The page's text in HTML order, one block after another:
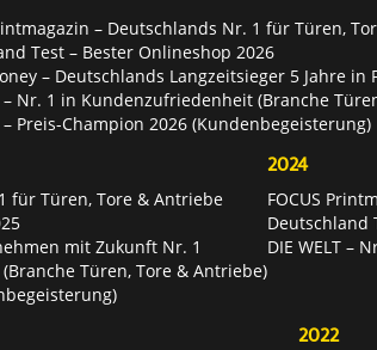
– Deutschlands Nr. 1 für Türen,
Test – Bester Onlineshop 2026
– Deutschlands Langzeitsieger 5 Jahre
– Nr. 1 in Kundenzufriedenheit (Branche
– Preis-Champion 2026 (Kundenbegeisterung)
für Türen, Tore & Antriebe
mit Zukunft Nr. 1
Türen, Tore & Antriebe)
2024
FOCUS
Deutschland
DIE WELT –
2022